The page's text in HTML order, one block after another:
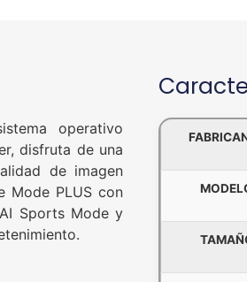
operativo
disfruta de una
de imagen
Mode PLUS con
Sports Mode y